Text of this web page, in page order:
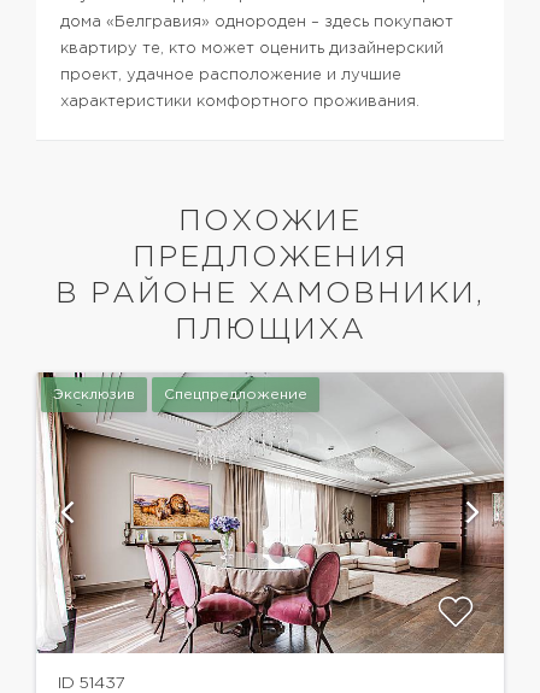
дома «Белгравия» однороден – здесь покупают
квартиру те, кто может оценить дизайнерский
проект, удачное расположение и лучшие
характеристики комфортного проживания.
ПОХОЖИЕ
ПРЕДЛОЖЕНИЯ
В РАЙОНЕ ХАМОВНИКИ,
ПЛЮЩИХА
Эксклюзив Спецпредложение
ID 51437